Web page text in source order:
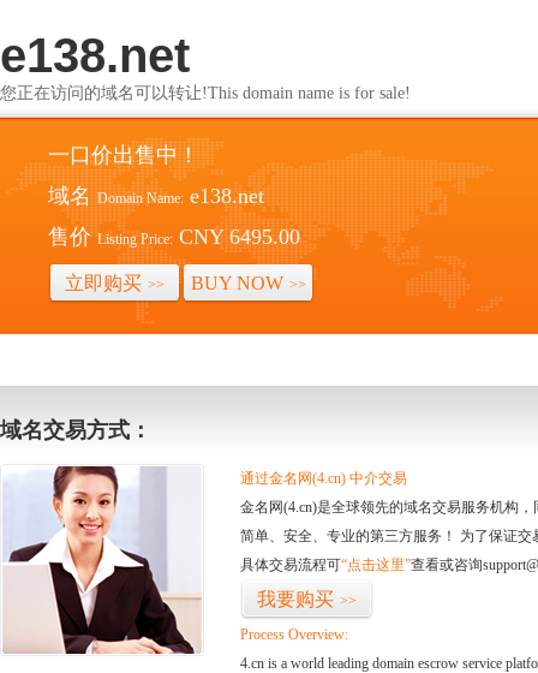
e138.net
您正在访问的域名可以转让!This domain name is for sale!
一口价出售中！
域名 Domain Name: e138.net
售价 Listing Price: CNY 6495.00
立即购买 >> BUY NOW >>
域名交易方式：
通过金名网(4.cn) 中介交易
金名网(4.cn)是全球领先的域名交易服务机构
简单、安全、专业的第三方服务！ 为了保证
具体交易流程可“点击这里”查看或咨询
我要购买 >>
Process Overview:
4.cn is a world leading domain escrow service